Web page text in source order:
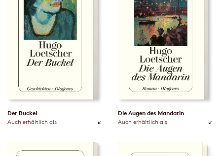
Der Buckel
Auch erhältlich als
Die Augen des Mandarin
Auch erhältlich als